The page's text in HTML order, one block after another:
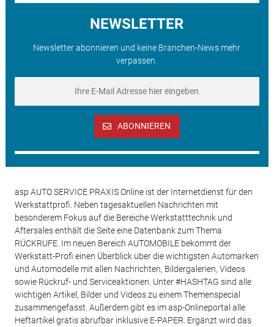
NEWSLETTER
Newsletter abonnieren und keine Branchen-News mehr
verpassen.
ABONNIEREN
asp AUTO SERVICE PRAXIS Online ist der Internetdienst für den
Werkstattprofi. Neben tagesaktuellen Nachrichten mit
besonderem Fokus auf die Bereiche Werkstatttechnik und
Aftersales enthält die Seite eine Datenbank zum Thema
RÜCKRUFE. Im neuen Bereich AUTOMOBILE bekommt der
Werkstatt-Profi einen Überblick über die wichtigsten Automarken
und Automodelle mit allen Nachrichten, Bildergalerien, Videos
sowie Rückruf- und Serviceaktionen. Unter #HASHTAG sind alle
wichtigen Artikel, Bilder und Videos zu einem Themenspecial
zusammengefasst. Außerdem gibt es im asp-Onlineportal alle
Heftartikel gratis abrufbar inklusive E-PAPER. Ergänzt wird das